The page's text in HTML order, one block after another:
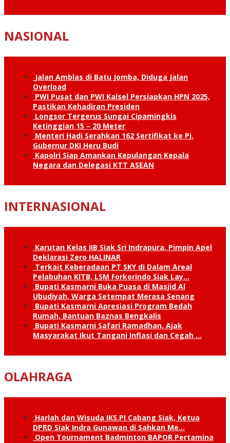
NASIONAL
Jalan Amblas di Batu Jomba, Diduga Jalan
Overload
PWI Pusat dan PWI Kalsel Persiapkan HPN 2025,
Pastikan Kehadiran Presiden
Longsor Tergerus Sungai Cipamingkis
Ketinggian 15 – 20 Meter
Menteri Hadi Serahkan 162 Sertifikat ke Pj.
Gubernur DKI Heru Budi
Kapolri Siap Amankan Kepulangan Kepala
Negara dan Delegasi KTT ASEAN
INTERNASIONAL
Karutan Kelas IIB Siak Sri Indrapura, Pimpin Apel
Deklarasi Zero HALINAR
Terkait Keberadaan PT SKY di Dalam Areal
Pelabuhan KITB, LSM Forkorindo Siak Lay…
Bupati Kasmarni Buka Puasa di Masjid Al
Ubudiyah, Warga Setempat Merasa Senang
Bupati Kasmarni Apresiasi Program Bedah
Rumah, Bantuan Baznas Bengkalis
Bupati Kasmarni Safari Ramadhan, Ajak
Masyarakat Ikut Tangani Inflasi dan Cegah …
OLAHRAGA
Harlah dan Wisuda IKS.PI Cabang Siak, Ketua
DPRD Siak Indra Gunawan di Sahkan Me…
Open Tournament Badminton BAPOR Pertamina